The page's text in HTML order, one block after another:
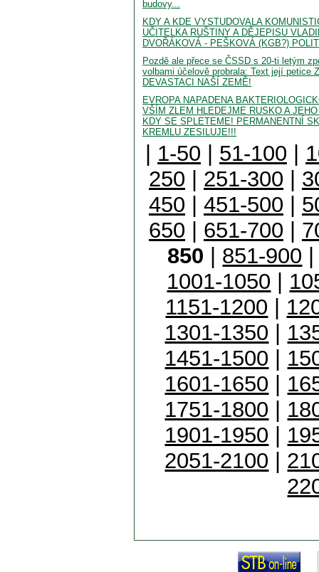
budovy...
KDY A KDE VYSTUDOVALA
UČITELKA RUŠTINY A DĚJEPISU
DVOŘÁKOVÁ - PEŠKOVÁ (KGB?)
Pozdě ale přece se ČSSD s 20-ti letým
volbami účelově probrala: Text její petice
DEVASTACI NAŠÍ ZEMĚ!
EVROPA NAPADENA
VŠÍM ZLEM HLEDEJME RUSKO A
KDY SE SPLETEME! PERMANENTNÍ
KREMLU ZESILUJE!!!
| 1-50 | 51-100 |
250 | 251-300 |
450 | 451-500 |
650 | 651-700 |
850 | 851-900
1001-1050 |
1151-1200 |
1301-1350 |
1451-1500 |
1601-1650 |
1751-1800 |
1901-1950 |
2051-2100 |